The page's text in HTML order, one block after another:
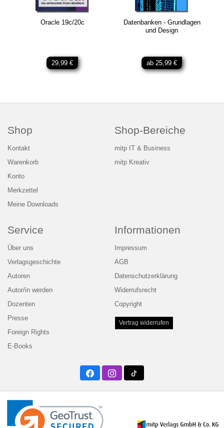
Oracle 19c/20c
29,99 €
Datenbanken - Grundlagen
und Design
ab 25,99 €
Shop
Kontakt
Warenkorb
Konto
Merkzettel
Meine Downloads
Shop-Bereiche
mitp IT & Business
mitp Kreativ
Service
Über uns
Verlagsgeschichte
Autoren
Autor/in werden
Dozenten
Presse
Foreign Rights
E-Books
Informationen
Impressum
AGB
Datenschutzerklärung
Widerrufsrecht
Copyright
Vertrag widerrufen
FacebookInstagramTwitter